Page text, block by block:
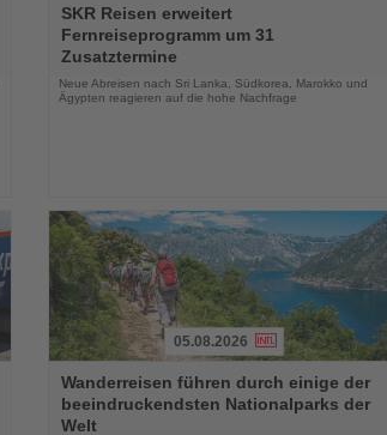
Sie
die
Nachrichten
SKR Reisen erweitert
Fernreiseprogramm um 31
Zusatztermine
Neue Abreisen nach Sri Lanka, Südkorea, Marokko und
Ägypten reagieren auf die hohe Nachfrage
Sie
die
Nachrichten
05.08.2026
Wanderreisen führen durch einige der
beeindruckendsten Nationalparks der
Welt